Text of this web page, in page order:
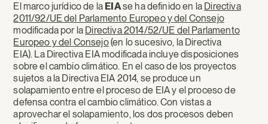
El marco jurídico de la EIAse ha definido en la Directiva
2011/92/UE del Parlamento Europeo y del Consejo
modificada por la Directiva 2014/52/UE del Parlamento
Europeo y del Consejo(en lo sucesivo, la Directiva
EIA). La Directiva EIA modificada incluye disposiciones
sobre el cambio climático. En el caso de los proyectos
sujetos a la Directiva EIA 2014, se produce un
solapamiento entre el proceso de EIA y el proceso de
defensa contra el cambio climático. Con vistas a
aprovechar el solapamiento, los dos procesos deben